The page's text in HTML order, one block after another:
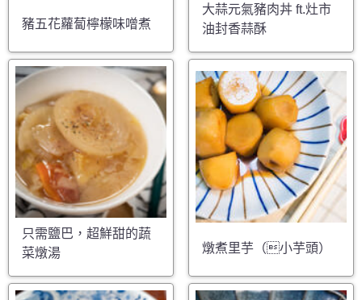
豬五花蘿蔔檸檬味噌煮
大蒜元氣豬肉丼 ft.灶市
油封香蒜酥
只需鹽巴，超鮮甜的蔬
菜燉湯
燉煮里芋（小芋頭）